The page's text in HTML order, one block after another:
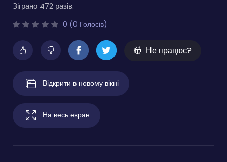
Зіграно 472 разів.
0 (0 Голосів)
Не працює?
Відкрити в новому вікні
На весь екран